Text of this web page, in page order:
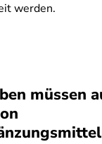
werden.
müssen